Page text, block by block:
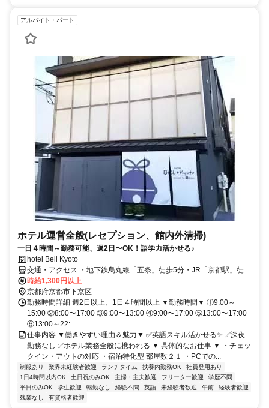
アルバイト・パート
ホテル運営全般(レセプション、館内外清掃)
一日４時間～勤務可能、週2日〜OK！語学力活かせる♪
hotel Bell Kyoto
交通・アクセス ・地下鉄烏丸線「五条」徒歩5分・JR「京都駅」徒歩
11分
時給1,300円以上
京都府京都市下京区
勤務時間詳細 週2日以上、1日４時間以上 ▼勤務時間▼ ①9:00～
15:00 ②8:00〜17:00 ③9:00〜13:00 ④9:00〜17:00 ⑤13:00〜17:00
⑥13:00～22:...
仕事内容 ▼働きやすい理由＆魅力▼ ✅英語スキル活かせる✨ ✅深夜
勤務なし ✅ホテル業務全般に携われる ▼ 具体的なお仕事 ▼ ・チェッ
クイン・アウトの対応 ・宿泊特化型 部屋数２１ ・PCでの...
制服あり 業界未経験者歓迎 ランチタイム 扶養内勤務OK
社員登用あり
1日4時間以内OK
土日祝のみOK 主婦・主夫歓迎 フリーター歓迎
学歴不問
平日のみOK
学生歓迎 転勤なし 経験不問 英語 未経験者歓迎 午前
経験者歓迎
残業なし
有資格者歓迎